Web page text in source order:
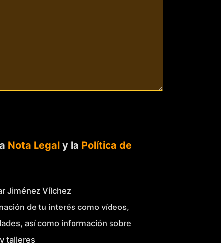
Nota Legaly la Política de
Jiménez Vílchez
de tu interés como vídeos,
así como información sobre
talleres